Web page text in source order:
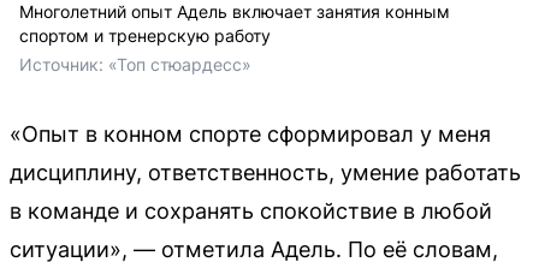
Многолетний опыт Адель включает занятия конным
спортом и тренерскую работу
Источник: «Топ стюардесс»
«Опыт в конном спорте сформировал у меня
дисциплину, ответственность, умение работать
в команде и сохранять спокойствие в любой
ситуации», — отметила Адель. По её словам,